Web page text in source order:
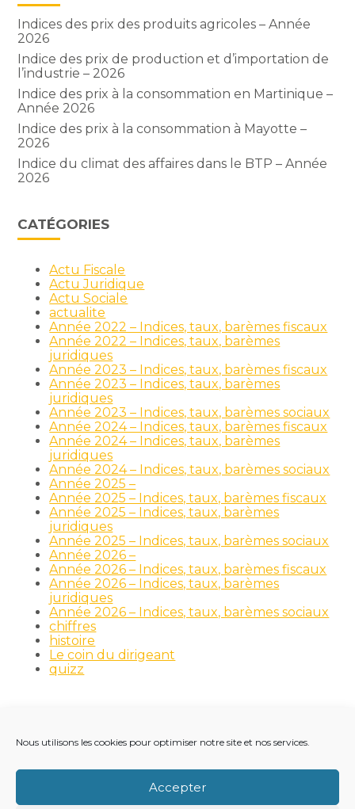
Nous utilisons les cookies pour optimiser notre site et nos services.
Accepter
Indices des prix des produits agricoles – Année
2026
Indice des prix de production et d’importation de
l’industrie – 2026
Indice des prix à la consommation en Martinique –
Année 2026
Indice des prix à la consommation à Mayotte –
2026
Indice du climat des affaires dans le BTP – Année
2026
CATÉGORIES
Actu Fiscale
Actu Juridique
Actu Sociale
actualite
Année 2022 – Indices, taux, barèmes fiscaux
Année 2022 – Indices, taux, barèmes
juridiques
Année 2023 – Indices, taux, barèmes fiscaux
Année 2023 – Indices, taux, barèmes
juridiques
Année 2023 – Indices, taux, barèmes sociaux
Année 2024 – Indices, taux, barèmes fiscaux
Année 2024 – Indices, taux, barèmes
juridiques
Année 2024 – Indices, taux, barèmes sociaux
Année 2025 –
Année 2025 – Indices, taux, barèmes fiscaux
Année 2025 – Indices, taux, barèmes
juridiques
Année 2025 – Indices, taux, barèmes sociaux
Année 2026 –
Année 2026 – Indices, taux, barèmes fiscaux
Année 2026 – Indices, taux, barèmes
juridiques
Année 2026 – Indices, taux, barèmes sociaux
chiffres
histoire
Le coin du dirigeant
quizz
Principale
RECRUTEMENT
NOTRE ACTUALITÉ